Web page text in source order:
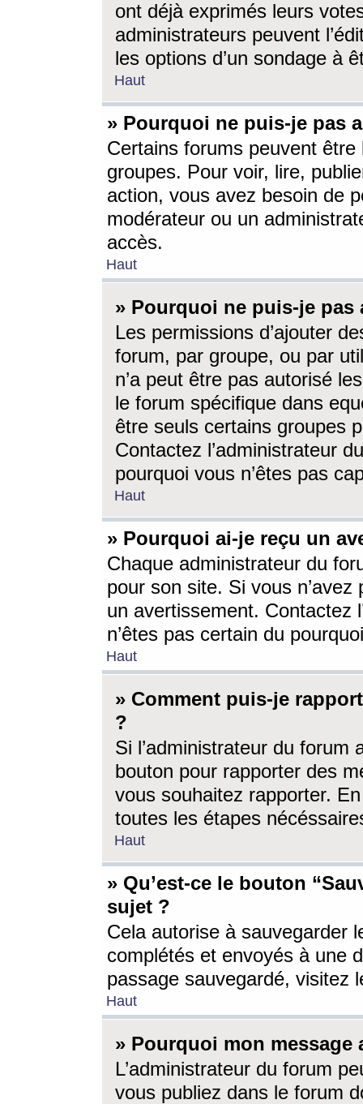
ont déjà exprimés leurs
administrateurs peuvent
les options d’un sondage à
Haut
» Pourquoi ne puis-je pas
Certains forums peuvent être
groupes. Pour voir, lire,
action, vous avez besoin de
modérateur ou un
accès.
Haut
» Pourquoi ne puis-je
Les permissions d’ajouter
forum, par groupe, ou par
n’a peut être pas autorisé
le forum spécifique dans
être seuls certains groupes
Contactez l’administrateur
pourquoi vous n’êtes pas
Haut
» Pourquoi ai-je reçu un
Chaque administrateur du
pour son site. Si vous
un avertissement. Contactez
n’êtes pas certain du
Haut
» Comment puis-je
?
Si l’administrateur du forum
bouton pour rapporter des
vous souhaitez rapporter.
toutes les étapes
Haut
» Qu’est-ce le bouton
sujet ?
Cela autorise à sauvegarder
complétés et envoyés à une
passage sauvegardé, visitez
Haut
» Pourquoi mon message
L’administrateur du forum
vous publiez dans le forum